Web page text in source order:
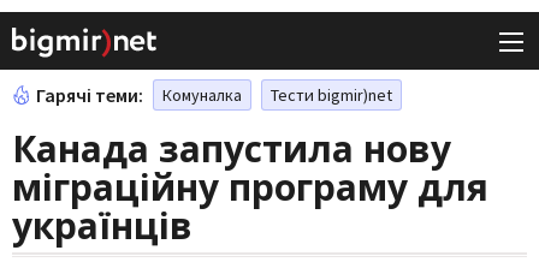
Гарячі теми: Комуналка Тести bigmir)net
Канада запустила нову
міграційну програму для
українців